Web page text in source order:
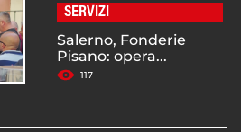
SERVIZI
Salerno, Fonderie
Pisano: opera...
117